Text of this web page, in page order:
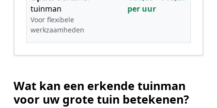
tuinman
Voor flexibele
werkzaamheden
per uur
Wat kan een erkende tuinman
voor uw grote tuin betekenen?